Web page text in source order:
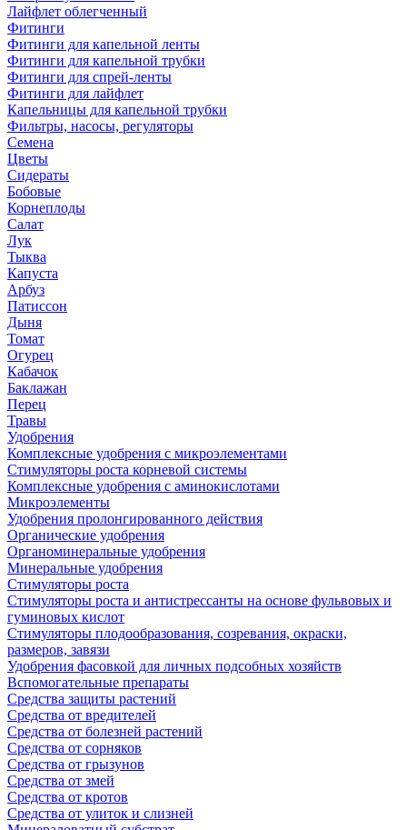
Лайфлет облегченный
Фитинги
Фитинги для капельной ленты
Фитинги для капельной трубки
Фитинги для спрей-ленты
Фитинги для лайфлет
Капельницы для капельной трубки
Фильтры, насосы, регуляторы
Семена
Цветы
Сидераты
Бобовые
Корнеплоды
Салат
Лук
Тыква
Капуста
Арбуз
Патиссон
Дыня
Томат
Огурец
Кабачок
Баклажан
Перец
Травы
Удобрения
Комплексные удобрения с микроэлементами
Стимуляторы роста корневой системы
Комплексные удобрения с аминокислотами
Микроэлементы
Удобрения пролонгированного действия
Органические удобрения
Органоминеральные удобрения
Минеральные удобрения
Стимуляторы роста
Стимуляторы роста и антистрессанты на основе фульвовых и
гуминовых кислот
Стимуляторы плодообразования, созревания, окраски,
размеров, завязи
Удобрения фасовкой для личных подсобных хозяйств
Вспомогательные препараты
Средства защиты растений
Средства от вредителей
Средства от болезней растений
Средства от сорняков
Средства от грызунов
Средства от змей
Средства от кротов
Средства от улиток и слизней